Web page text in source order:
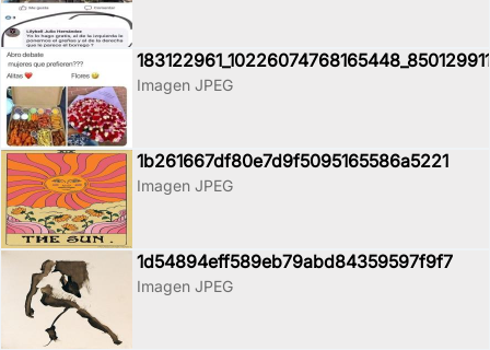
Imagen JPEG
1b261667df80e7d9f5095165586a5221
Imagen JPEG
1d54894eff589eb79abd84359597f9f7
Imagen JPEG